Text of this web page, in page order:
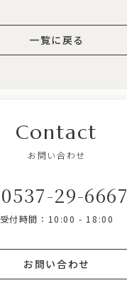
一覧に戻る
Contact
お問い合わせ
0537-29-6667
受付時間：10:00 - 18:00
お問い合わせ